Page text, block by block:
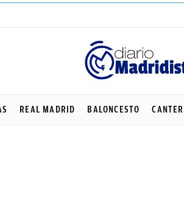
REAL MADRID BALONCESTO